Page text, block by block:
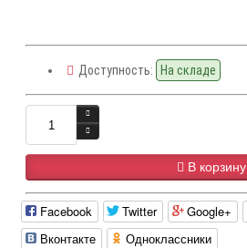
Доступность: На складе
В корзину
Facebook Twitter Google+
Вконтакте
Одноклассники